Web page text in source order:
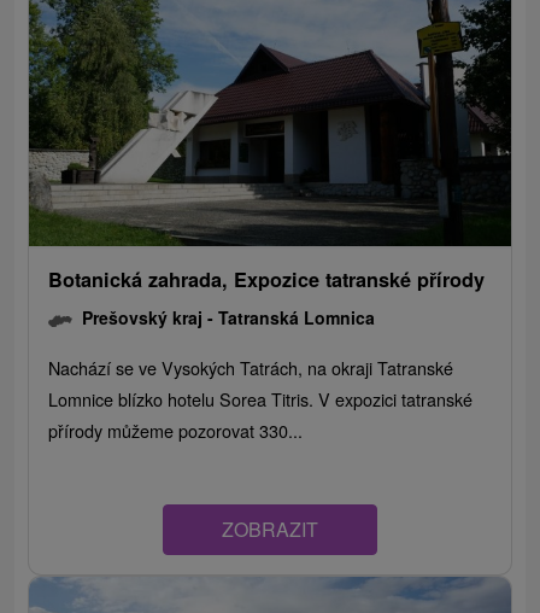
Botanická zahrada, Expozice tatranské přírody
Prešovský kraj -Tatranská Lomnica
Nachází se ve Vysokých Tatrách, na okraji Tatranské
Lomnice blízko hotelu Sorea Titris. V expozici tatranské
přírody můžeme pozorovat 330...
ZOBRAZIT